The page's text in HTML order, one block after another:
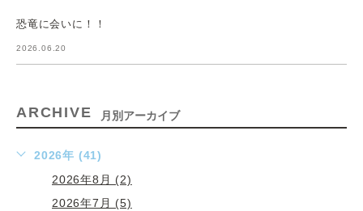
恐竜に会いに！！
2026.06.20
ARCHIVE 月別アーカイブ
2026年 (41)
2026年8月 (2)
2026年7月 (5)